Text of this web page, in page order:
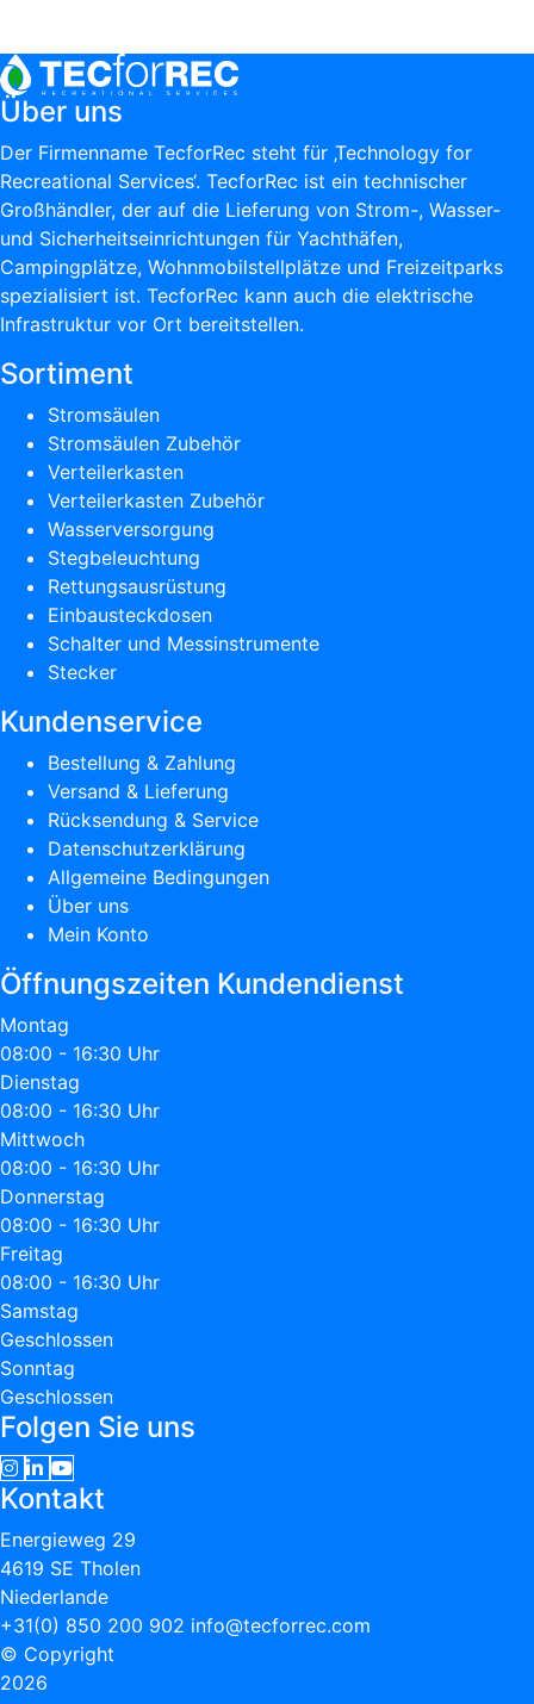
Über uns
Der Firmenname TecforRec steht für ‚Technology for
Recreational Services‘. TecforRec ist ein technischer
Großhändler, der auf die Lieferung von Strom-, Wasser-
und Sicherheitseinrichtungen für Yachthäfen,
Campingplätze, Wohnmobilstellplätze und Freizeitparks
spezialisiert ist. TecforRec kann auch die elektrische
Infrastruktur vor Ort bereitstellen.
Sortiment
Stromsäulen
Stromsäulen Zubehör
Verteilerkasten
Verteilerkasten Zubehör
Wasserversorgung
Stegbeleuchtung
Rettungsausrüstung
Einbausteckdosen
Schalter und Messinstrumente
Stecker
Kundenservice
Bestellung & Zahlung
Versand & Lieferung
Rücksendung & Service
Datenschutzerklärung
Allgemeine Bedingungen
Über uns
Mein Konto
Öffnungszeiten Kundendienst
Montag
08:00 - 16:30 Uhr
Dienstag
08:00 - 16:30 Uhr
Mittwoch
08:00 - 16:30 Uhr
Donnerstag
08:00 - 16:30 Uhr
Freitag
08:00 - 16:30 Uhr
Samstag
Geschlossen
Sonntag
Geschlossen
Folgen Sie uns
Kontakt
Energieweg 29
4619 SE Tholen
Niederlande
+31(0) 850 200 902 info@tecforrec.com
© Copyright
2026